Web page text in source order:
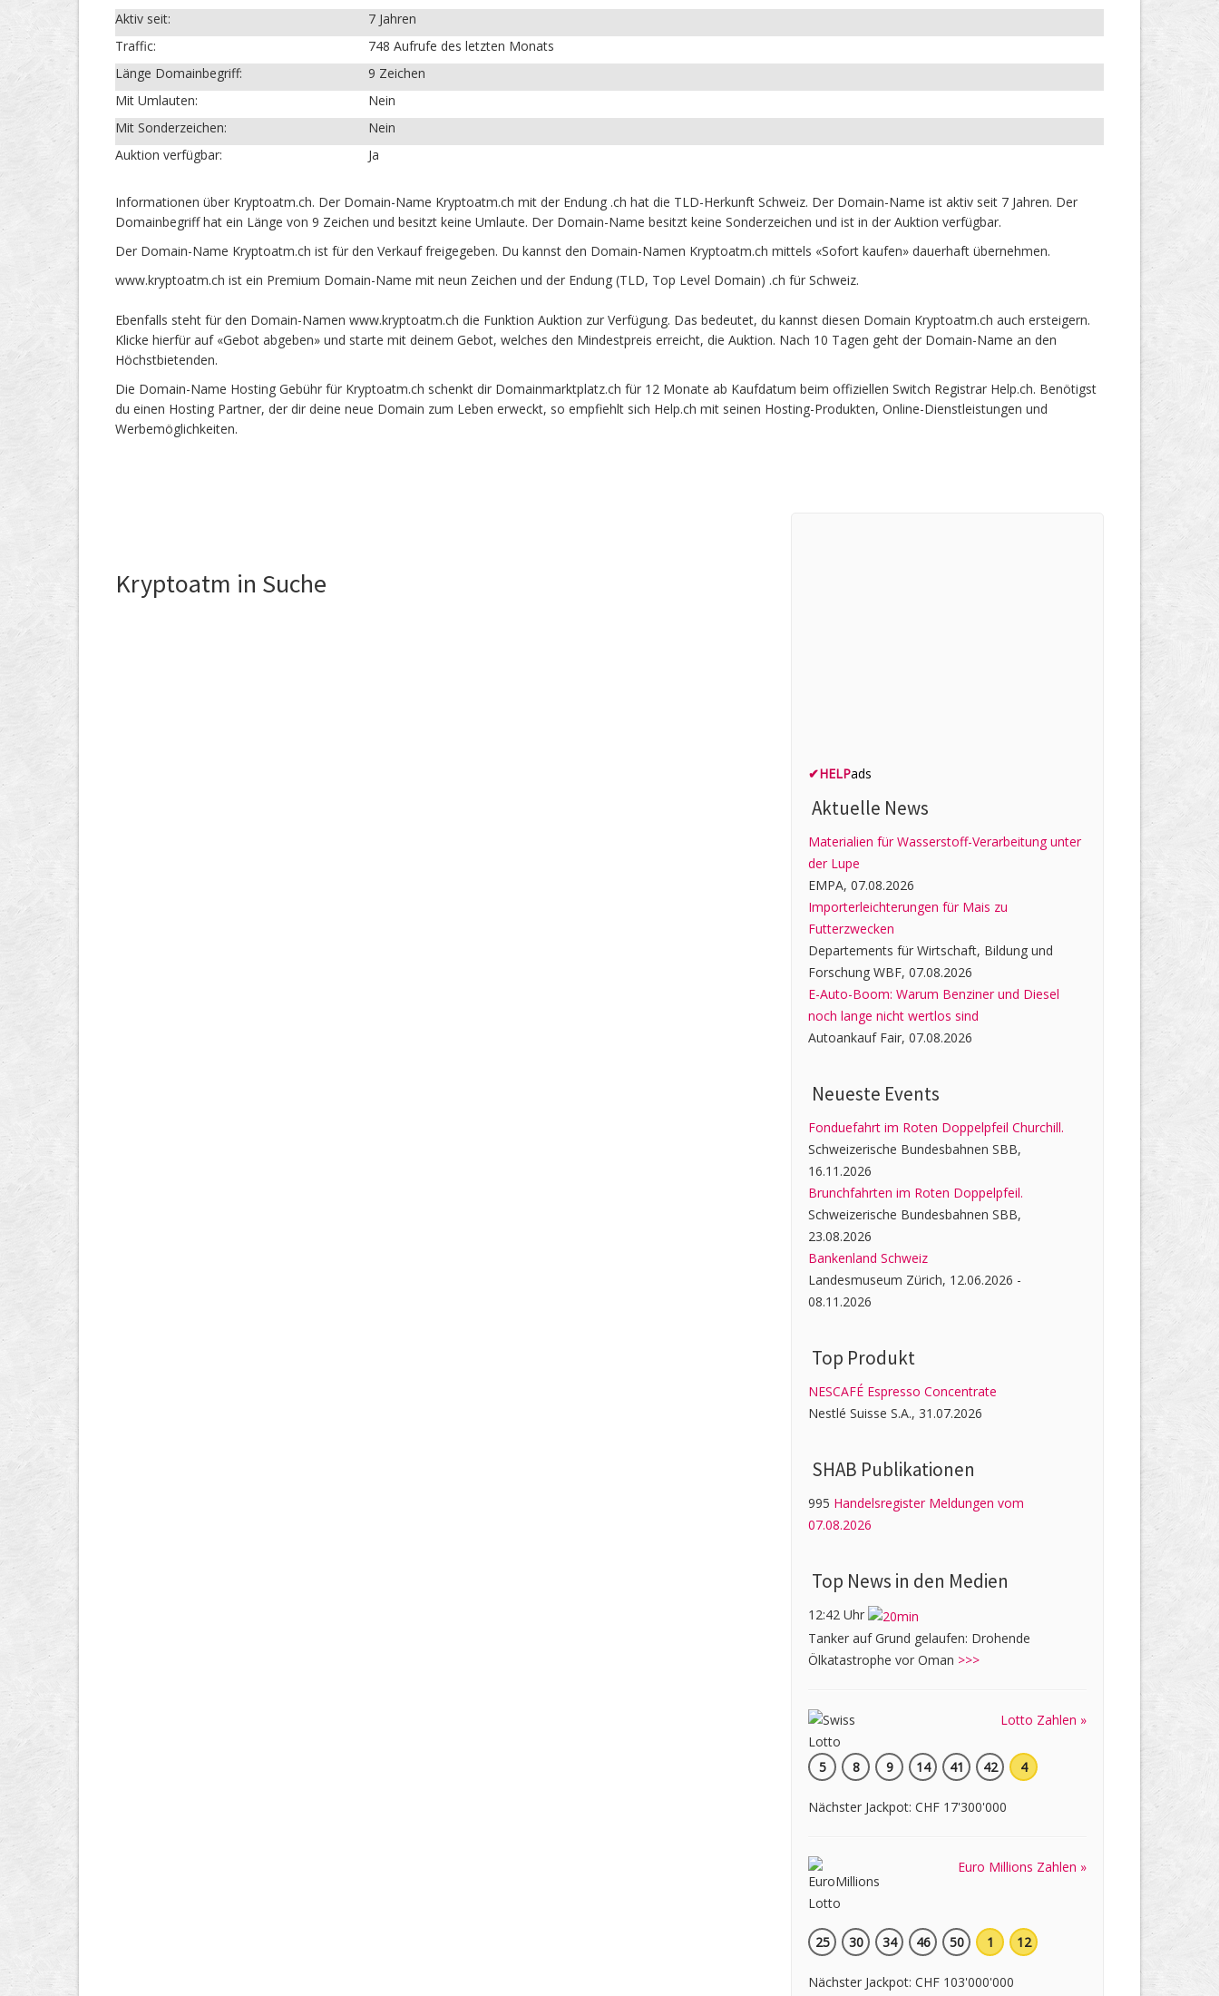
Aktiv seit:
7 Jahren
Traffic:
748 Aufrufe des letzten Monats
Länge Domainbegriff:
9 Zeichen
Mit Umlauten:
Nein
Mit Sonderzeichen:
Nein
Auktion verfügbar:
Ja
Informationen über Kryptoatm.ch. Der Domain-Name Kryptoatm.ch mit der Endung .ch hat die TLD-Herkunft Schweiz. Der Domain-Name ist aktiv seit 7 Jahren. Der
Domainbegriff hat ein Länge von 9 Zeichen und besitzt keine Umlaute. Der Domain-Name besitzt keine Sonderzeichen und ist in der Auktion verfügbar.
Der Domain-Name Kryptoatm.ch ist für den Verkauf freigegeben. Du kannst den Domain-Namen Kryptoatm.ch mittels «Sofort kaufen» dauerhaft übernehmen.
www.kryptoatm.ch ist ein Premium Domain-Name mit neun Zeichen und der Endung (TLD, Top Level Domain) .ch für Schweiz.
Ebenfalls steht für den Domain-Namen www.kryptoatm.ch die Funktion Auktion zur Verfügung. Das bedeutet, du kannst diesen Domain Kryptoatm.ch auch ersteigern.
Klicke hierfür auf «Gebot abgeben» und starte mit deinem Gebot, welches den Mindestpreis erreicht, die Auktion. Nach 10 Tagen geht der Domain-Name an den
Höchstbietenden.
Die Domain-Name Hosting Gebühr für Kryptoatm.ch schenkt dir Domainmarktplatz.ch für 12 Monate ab Kaufdatum beim offiziellen Switch Registrar Help.ch. Benötigst
du einen Hosting Partner, der dir deine neue Domain zum Leben erweckt, so empfiehlt sich Help.ch mit seinen Hosting-Produkten, Online-Dienstleistungen und
Werbemöglichkeiten.
Kryptoatm in Suche
✔HELPads
Aktuelle News
Materialien für Wasserstoff-Verarbeitung unter
der Lupe
EMPA, 07.08.2026
Importerleichterungen für Mais zu
Futterzwecken
Departements für Wirtschaft, Bildung und
Forschung WBF, 07.08.2026
E-Auto-Boom: Warum Benziner und Diesel
noch lange nicht wertlos sind
Autoankauf Fair, 07.08.2026
Neueste Events
Fonduefahrt im Roten Doppelpfeil Churchill.
Schweizerische Bundesbahnen SBB,
16.11.2026
Brunchfahrten im Roten Doppelpfeil.
Schweizerische Bundesbahnen SBB,
23.08.2026
Bankenland Schweiz
Landesmuseum Zürich, 12.06.2026 -
08.11.2026
Top Produkt
NESCAFÉ Espresso Concentrate
Nestlé Suisse S.A., 31.07.2026
SHAB Publi­kati­onen
995 Handelsregister Meldungen vom
07.08.2026
Top News in den Medien
12:42 Uhr
Tanker auf Grund gelaufen: Drohende
Ölkatastrophe vor Oman >>>
Lotto Zahlen »
5 8 9 14 41 42 4
Nächster Jackpot: CHF 17'300'000
Euro Millions Zahlen »
25 30 34 46 50 1 12
Nächster Jackpot: CHF 103'000'000